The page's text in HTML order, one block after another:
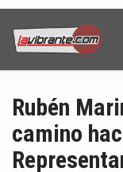
Rubén
camino